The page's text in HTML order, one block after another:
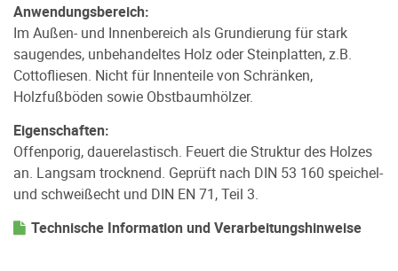
Anwendungsbereich:
Im Außen- und Innenbereich als Grundierung für stark
saugendes, unbehandeltes Holz oder Steinplatten, z.B.
Cottofliesen. Nicht für Innenteile von Schränken,
Holzfußböden sowie Obstbaumhölzer.
Eigenschaften:
Offenporig, dauerelastisch. Feuert die Struktur des Holzes
an. Langsam trocknend. Geprüft nach DIN 53 160 speichel-
und schweißecht und DIN EN 71, Teil 3.
Technische Information und Verarbeitungshinweise